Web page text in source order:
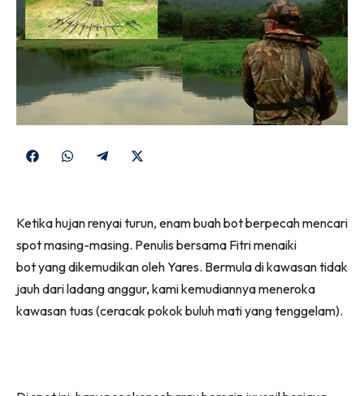
Share
Share
Share
(Twitter)
Ketika hujan renyai turun, enam buah bot berpecah mencari
spot masing-masing. Penulis bersama Fitri menaiki
bot yang dikemudikan oleh Yares. Bermula di kawasan tidak
jauh dari ladang anggur, kami kemudiannya meneroka
kawasan tuas (ceracak pokok buluh mati yang tenggelam).